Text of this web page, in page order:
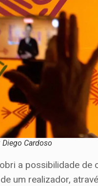
Diego Cardoso
a possibilidade
um realizador,